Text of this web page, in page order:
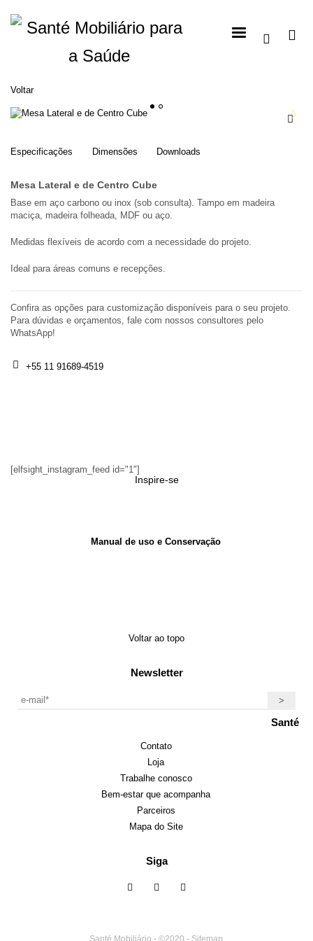
Voltar
1
Especificações Dimensões Downloads
Mesa Lateral e de Centro Cube
Base em aço carbono ou inox (sob consulta). Tampo em madeira
maciça, madeira folheada, MDF ou aço.
Medidas flexíveis de acordo com a necessidade do projeto.
Ideal para áreas comuns e recepções.
Confira as opções para customização disponíveis para o seu projeto.
Para dúvidas e orçamentos, fale com nossos consultores pelo
WhatsApp!
+55 11 91689-4519
Inspire-se
[elfsight_instagram_feed id="1"]
Manual de uso e Conservação
Voltar ao topo
Newsletter
Santé
Contato
Loja
Trabalhe conosco
Bem-estar que acompanha
Parceiros
Mapa do Site
Siga
Santé Mobiliário - ©2020 - Sitemap